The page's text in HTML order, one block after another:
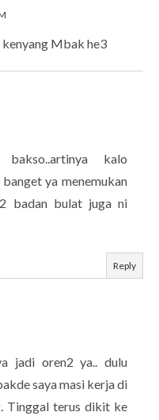
Mbak he3
kalo
ya menemukan
badan bulat juga ni
Reply
jadi oren2 ya.. dulu
saya masi kerja di
Tinggal terus dikit ke